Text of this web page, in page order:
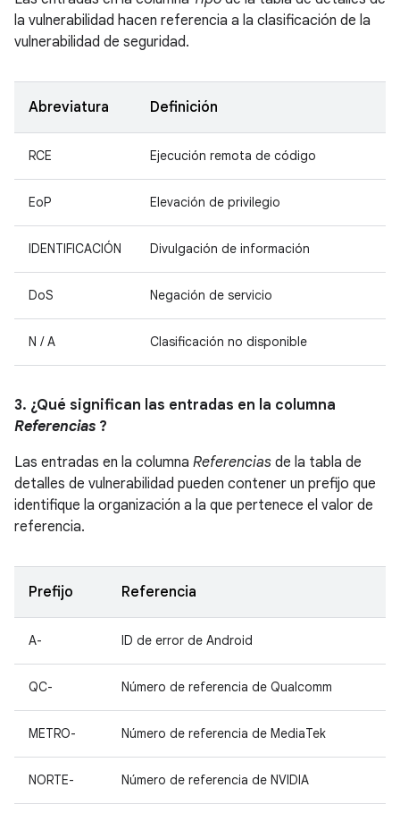
la vulnerabilidad hacen referencia a la clasificación de la
vulnerabilidad de seguridad.
Abreviatura Definición
RCE Ejecución remota de código
EoP Elevación de privilegio
IDENTIFICACIÓN Divulgación de información
DoS Negación de servicio
N / A Clasificación no disponible
3. ¿Qué significan las entradas en la columna
Referencias ?
Las entradas en la columna Referencias de la tabla de
detalles de vulnerabilidad pueden contener un prefijo que
identifique la organización a la que pertenece el valor de
referencia.
Prefijo Referencia
A- ID de error de Android
QC- Número de referencia de Qualcomm
METRO- Número de referencia de MediaTek
NORTE- Número de referencia de NVIDIA